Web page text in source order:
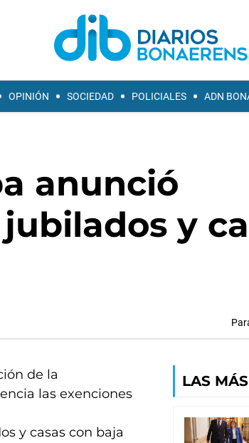
OPINIÓN SOCIEDAD POLICIALES ADN
anunció
y
de la
las exenciones
y casas con baja
LAS